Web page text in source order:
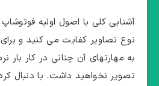
آشنایی کلی با اصول اولیه
نوع تصاویر کفایت می کنید و
به مهارتهای آن چنانی در کار بار
تصویر نخواهید داشت. با دنبال